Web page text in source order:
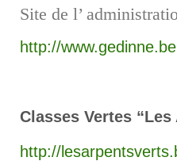
Site de l’
http://www.gedinne.be
Classes Vertes
http://